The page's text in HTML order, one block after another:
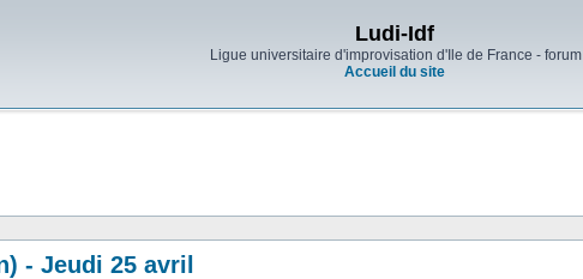
Ludi-Idf
Ligue universitaire d'improvisation d'Ile de France - forum
Accueil du site
- Jeudi 25 avril